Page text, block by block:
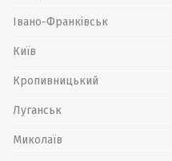
Івано-Франківськ
Київ
Кропивницький
Луганськ
Миколаїв